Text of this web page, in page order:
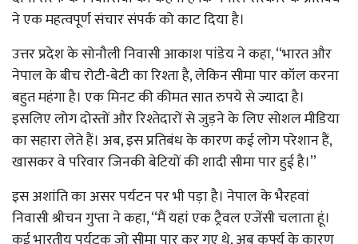
ने एक महत्वपूर्ण संचार संपर्क को काट दिया है।
उत्तर प्रदेश के सोनौली निवासी आकाश पांडेय ने कहा, ‘‘भारत और
नेपाल के बीच रोटी-बेटी का रिश्ता है, लेकिन सीमा पार कॉल करना
बहुत महंगा है। एक मिनट की कीमत सात रुपये से ज्यादा है।
इसलिए लोग दोस्तों और रिश्तेदारों से जुड़ने के लिए सोशल मीडिया
का सहारा लेते हैं। अब, इस प्रतिबंध के कारण कई लोग परेशान हैं,
खासकर वे परिवार जिनकी बेटियों की शादी सीमा पार हुई है।’’
इस अशांति का असर पर्यटन पर भी पड़ा है। नेपाल के भैरहवां
निवासी श्रीचन गुप्ता ने कहा, ‘‘मैं यहां एक ट्रैवल एजेंसी चलाता हूं।